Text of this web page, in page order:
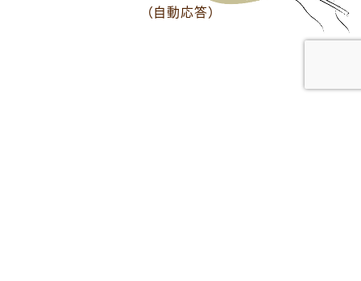
（自動応答）